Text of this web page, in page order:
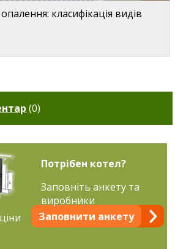
класифікація видів
(0)
Потрібен котел?
Заповнити анкету
Заповніть анкету та
виробники